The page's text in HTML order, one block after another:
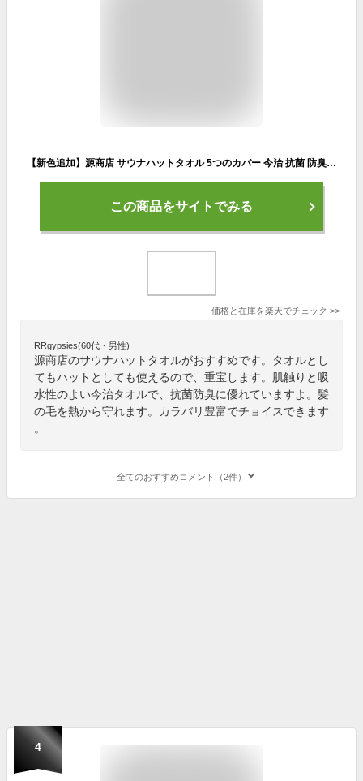
【新色追加】源商店 サウナハットタオル 5つのカバー 今治 抗菌 防臭 LOT301 LOT501 サウナ サ活 多機能タオル タオル フェイスタオル サウナハット サウナグッズ サウナタオル 巻く 風呂 温泉 旅行 アウトドア 髪の傷み防止 のぼせ防止 口元を隠す メンズ レディース
この商品をサイトでみる
価格と在庫を楽天でチェック >>
RRgypsies(60代・男性)
源商店のサウナハットタオルがおすすめです。タオルとし
てもハットとしても使えるので、重宝します。肌触りと吸
水性のよい今治タオルで、抗菌防臭に優れていますよ。髪
の毛を熱から守れます。カラバリ豊富でチョイスできます
。
全てのおすすめコメント（2件）
4